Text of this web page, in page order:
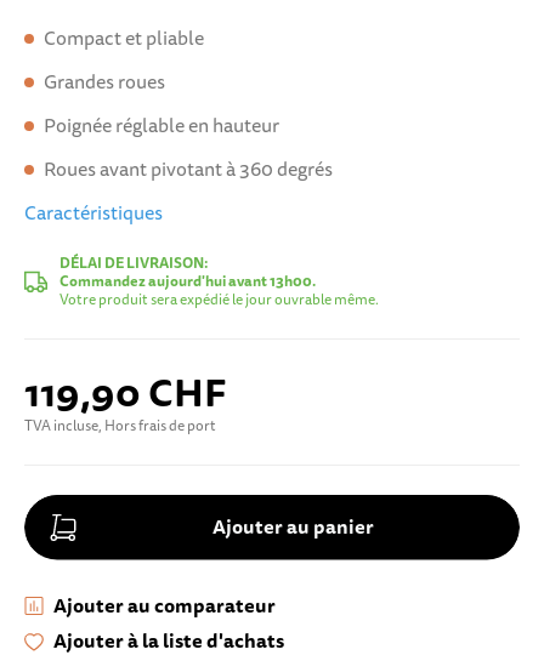
Compact et pliable
Grandes roues
Poignée réglable en hauteur
Roues avant pivotant à 360 degrés
Caractéristiques
DÉLAI DE LIVRAISON:
Commandez aujourd'hui avant 13h00.
Votre produit sera expédié le jour ouvrable même.
119,90 CHF
TVA incluse, Hors frais de port
Ajouter au panier
Ajouter à la liste d'achats
Ajouter au comparateur